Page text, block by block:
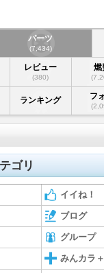
パーツ
(7,434)
レビュー
(380)
燃
ランキング フ
ゴリ
イイね！
ブログ
グループ
みんカラ＋